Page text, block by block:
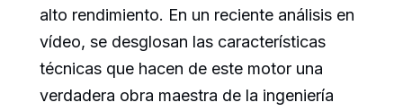
alto rendimiento. En un reciente análisis en
vídeo, se desglosan las características
técnicas que hacen de este motor una
verdadera obra maestra de la ingeniería